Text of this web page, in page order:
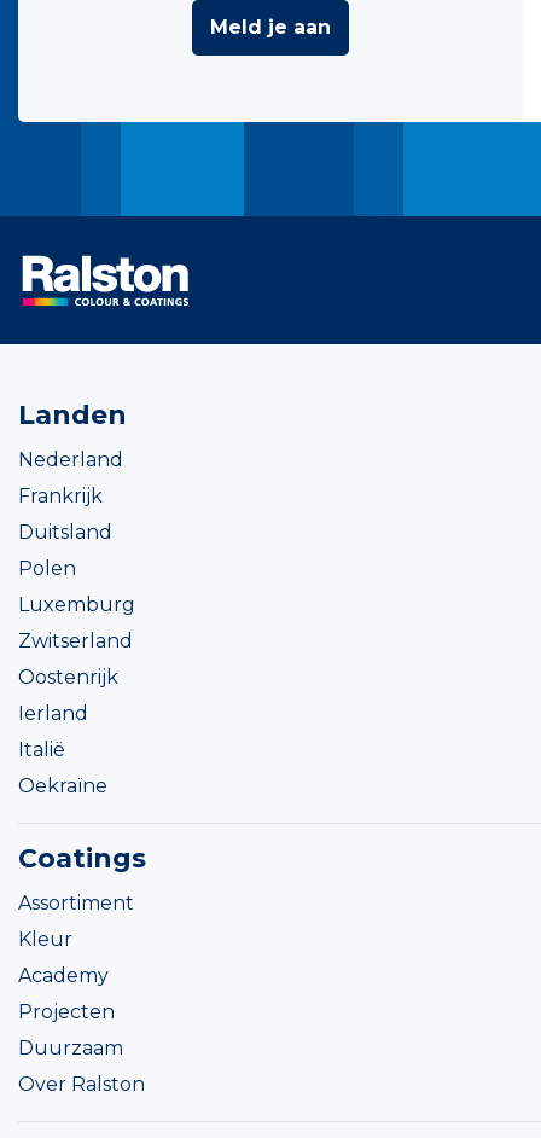
Meld je aan
Landen
Nederland
Frankrijk
Duitsland
Polen
Luxemburg
Zwitserland
Oostenrijk
Ierland
Italië
Oekraïne
Coatings
Assortiment
Kleur
Academy
Projecten
Duurzaam
Over Ralston